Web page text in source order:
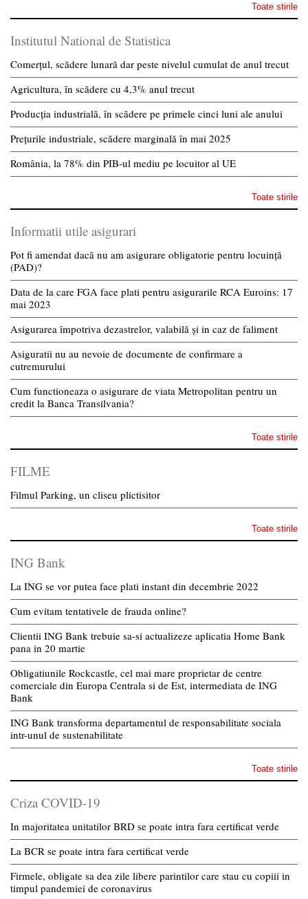
Toate stirile
Institutul National de Statistica
Comerțul, scădere lunară dar peste nivelul cumulat de anul trecut
Agricultura, în scădere cu 4,3% anul trecut
Producția industrială, în scădere pe primele cinci luni ale anului
Prețurile industriale, scădere marginală în mai 2025
România, la 78% din PIB-ul mediu pe locuitor al UE
Toate stirile
Informatii utile asigurari
Pot fi amendat dacă nu am asigurare obligatorie pentru locuință
(PAD)?
Data de la care FGA face plati pentru asigurarile RCA Euroins: 17
mai 2023
Asigurarea împotriva dezastrelor, valabilă și in caz de faliment
Asiguratii nu au nevoie de documente de confirmare a
cutremurului
Cum functioneaza o asigurare de viata Metropolitan pentru un
credit la Banca Transilvania?
Toate stirile
FILME
Filmul Parking, un cliseu plictisitor
Toate stirile
ING Bank
La ING se vor putea face plati instant din decembrie 2022
Cum evitam tentativele de frauda online?
Clientii ING Bank trebuie sa-si actualizeze aplicatia Home Bank
pana in 20 martie
Obligatiunile Rockcastle, cel mai mare proprietar de centre
comerciale din Europa Centrala si de Est, intermediata de ING
Bank
ING Bank transforma departamentul de responsabilitate sociala
intr-unul de sustenabilitate
Toate stirile
Criza COVID-19
In majoritatea unitatilor BRD se poate intra fara certificat verde
La BCR se poate intra fara certificat verde
Firmele, obligate sa dea zile libere parintilor care stau cu copiii in
timpul pandemiei de coronavirus